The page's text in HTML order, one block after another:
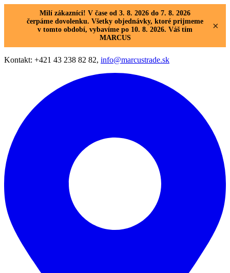
Milí zákazníci! V čase od 3. 8. 2026 do 7. 8. 2026
čerpáme dovolenku. Všetky objednávky, ktoré prijmeme
v tomto období, vybavíme po 10. 8. 2026. Váš tím
MARCUS
×
Kontakt: +421 43 238 82 82, info@marcustrade.sk